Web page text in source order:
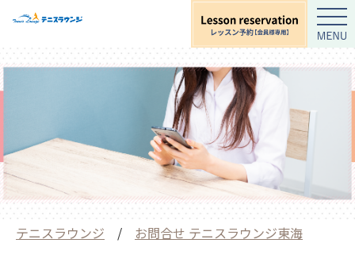
テニスラウンジ / お問合せ テニスラウンジ東海